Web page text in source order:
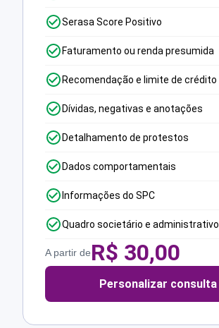
Serasa Score Positivo
Faturamento ou renda presumida
Recomendação e limite de crédito
Dívidas, negativas e anotações
Detalhamento de protestos
Dados comportamentais
Informações do SPC
Quadro societário e administrativo
A partir deR$ 30,00
Personalizar consulta